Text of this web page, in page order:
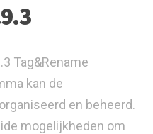
Tag&Rename
kan de
en beheerd.
mogelijkheden om